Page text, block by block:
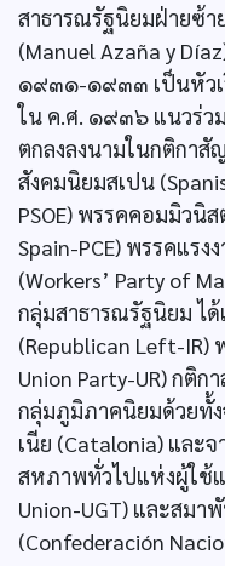
สาธารณรัฐนิยมฝ่ายซ้
(Manuel Azaña y
๑๙๓๑-๑๙๓๓ เป็นหัวเ
ใน ค.ศ. ๑๙๓๖ แนวร่ว
ตกลงลงนามในกติกาสั
สังคมนิยมสเปน
PSOE) พรรคคอมมิวนิ
Spain-PCE) พรรคแร
(Workers’ Party of
กลุ่มสาธารณรัฐนิยม ไ
(Republican Left-IR)
Union Party-UR) กติ
กลุ่มภูมิภาคนิยมด้วยทั้ง
เนีย (Catalonia) และ
สหภาพทั่วไปแห่งผู้ใช้แ
Union-UGT) และสมา
(Confederación